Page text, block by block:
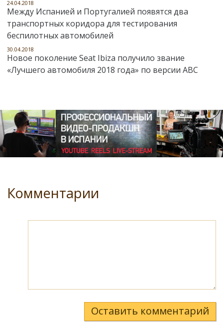
24.04.2018
Между Испанией и Португалией появятся два
транспортных коридора для тестирования
беспилотных автомобилей
30.04.2018
Новое поколение Seat Ibiza получило звание
«Лучшего автомобиля 2018 года» по версии ABC
Комментарии
Оставить комментарий